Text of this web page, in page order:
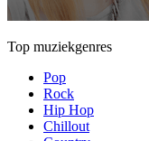
Top muziekgenres
Pop
Rock
Hip Hop
Chillout